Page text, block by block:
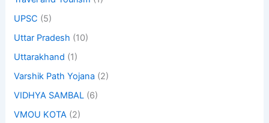
UPSC (5)
Uttar Pradesh (10)
Uttarakhand (1)
Varshik Path Yojana (2)
VIDHYA SAMBAL (6)
VMOU KOTA (2)